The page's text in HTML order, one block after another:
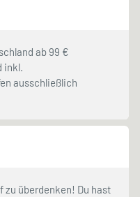
ab 99 €
inkl.
ausschließlich
zu überdenken! Du hast